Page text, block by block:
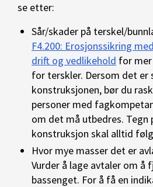
se etter:
Sår/skader på terskel/
F4.200: Erosjonssikring
drift og vedlikehold for
for terskler. Dersom det er
konstruksjonen, bør du
personer med
om det må utbedres. Tegn
konstruksjon skal alltid
Hvor mye masser det er
Vurder å lage avtaler om å
bassenget. For å få en